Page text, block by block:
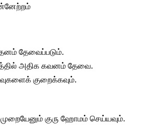
தேவைப்படும்.
அதிக கவனம் தேவை.
குறைக்கவும்.
முறையேனும் குரு ஹோமம் செய்யவும்.